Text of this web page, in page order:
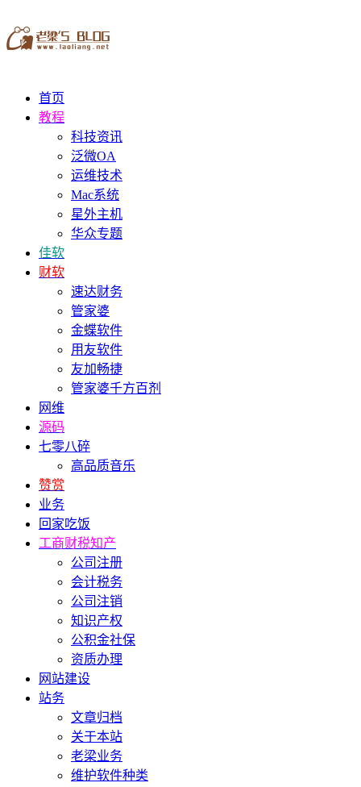
首页
教程
科技资讯
泛微OA
运维技术
Mac系统
星外主机
华众专题
佳软
财软
速达财务
管家婆
金蝶软件
用友软件
友加畅捷
管家婆千方百剂
网维
源码
七零八碎
高品质音乐
赞赏
业务
回家吃饭
工商财税知产
公司注册
会计税务
公司注销
知识产权
公积金社保
资质办理
网站建设
站务
文章归档
关于本站
老梁业务
维护软件种类